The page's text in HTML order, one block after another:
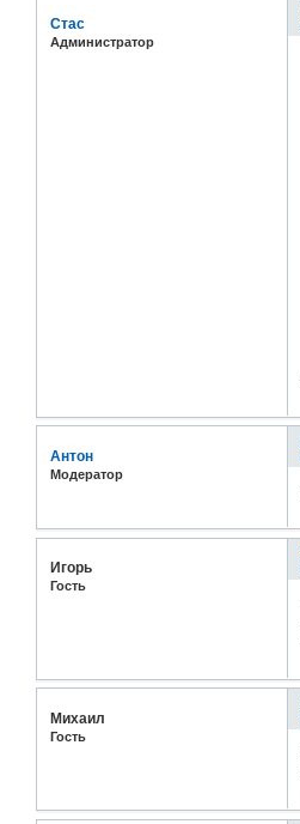
Стас
Администратор
Антон
Модератор
Игорь
Гость
Михаил
Гость